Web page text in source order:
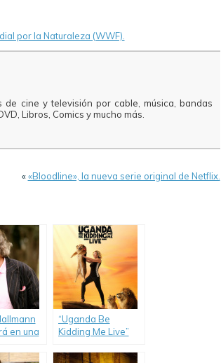
por la Naturaleza (WWF).
cine y televisión por cable, música, bandas
Libros, Comics y mucho más.
««Bloodline», la nueva serie original de Netflix.
en una
“Uganda Be
Kidding Me Live”
Handler, llega a